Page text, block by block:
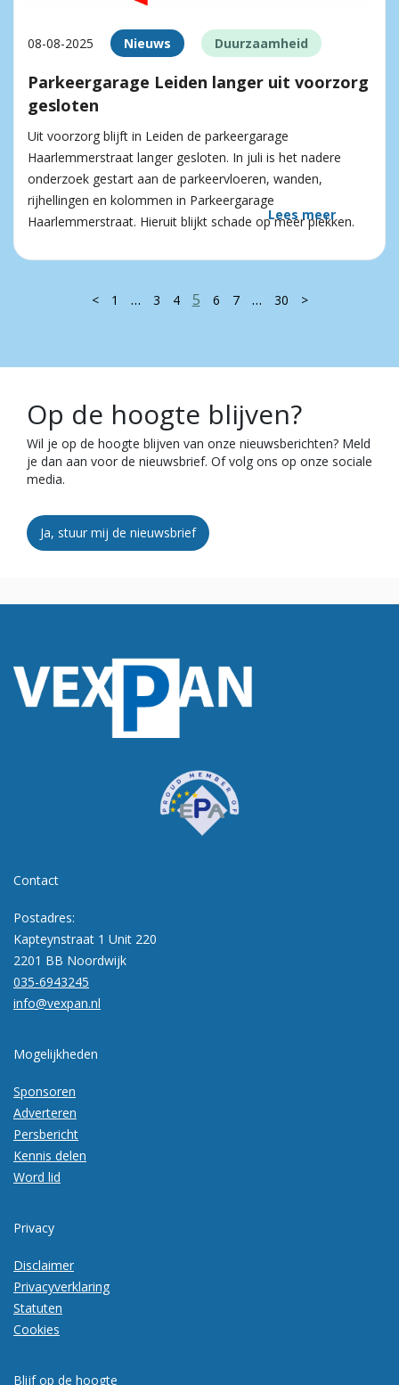
08-08-2025 Nieuws Duurzaamheid
Parkeergarage Leiden langer uit voorzorg
gesloten
Uit voorzorg blijft in Leiden de parkeergarage
Haarlemmerstraat langer gesloten. In juli is het nadere
onderzoek gestart aan de parkeervloeren, wanden,
rijhellingen en kolommen in Parkeergarage
Haarlemmerstraat. Hieruit blijkt schade op meer plekken.
Lees meer
< 1 … 3 4 5 6 7 … 30 >
Op de hoogte blijven?
Wil je op de hoogte blijven van onze nieuwsberichten? Meld
je dan aan voor de nieuwsbrief. Of volg ons op onze sociale
media.
Ja, stuur mij de nieuwsbrief
Contact
Postadres:
Kapteynstraat 1 Unit 220
2201 BB Noordwijk
035-6943245
info@vexpan.nl
Mogelijkheden
Sponsoren
Adverteren
Persbericht
Kennis delen
Word lid
Privacy
Disclaimer
Privacyverklaring
Statuten
Cookies
Blijf op de hoogte